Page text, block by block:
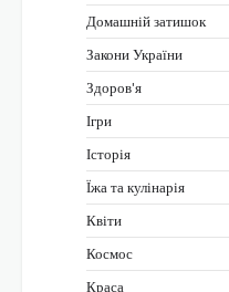
Домашній затишок
Закони України
Здоров'я
Ігри
Історія
Їжа та кулінарія
Квіти
Космос
Краса